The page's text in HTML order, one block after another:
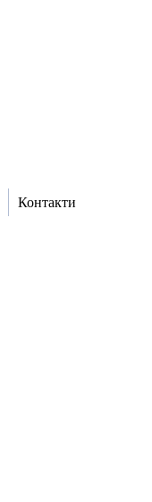
Контакти